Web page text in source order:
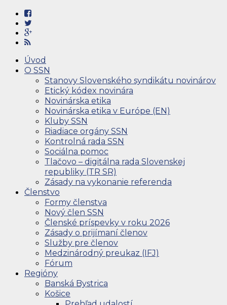
Úvod
O SSN
Stanovy Slovenského syndikátu novinárov
Etický kódex novinára
Novinárska etika
Novinárska etika v Európe (EN)
Kluby SSN
Riadiace orgány SSN
Kontrolná rada SSN
Sociálna pomoc
Tlačovo – digitálna rada Slovenskej
republiky (TR SR)
Zásady na vykonanie referenda
Členstvo
Formy členstva
Nový člen SSN
Členské príspevky v roku 2026
Zásady o prijímaní členov
Služby pre členov
Medzinárodný preukaz (IFJ)
Fórum
Regióny
Banská Bystrica
Košice